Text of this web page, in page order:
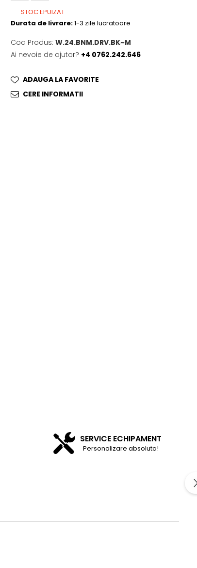
STOC EPUIZAT
Durata de livrare:1-3 zile lucratoare
Cod Produs: W.24.BNM.DRV.BK~M
Ai nevoie de ajutor? +4 0762.242.646
ADAUGA LA FAVORITE
CERE INFORMATII
SERVICE ECHIPAMENT
Personalizare absoluta!